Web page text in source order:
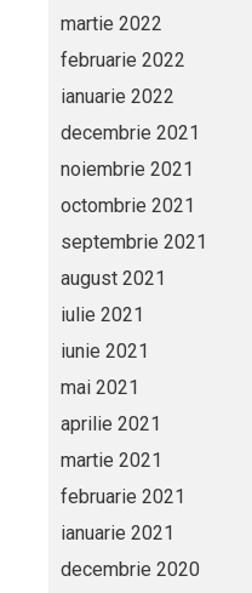
martie 2022
februarie 2022
ianuarie 2022
decembrie 2021
noiembrie 2021
octombrie 2021
septembrie 2021
august 2021
iulie 2021
iunie 2021
mai 2021
aprilie 2021
martie 2021
februarie 2021
ianuarie 2021
decembrie 2020